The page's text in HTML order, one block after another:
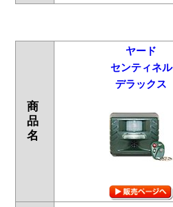
商
品
名
ヤード
センティネル
デラックス